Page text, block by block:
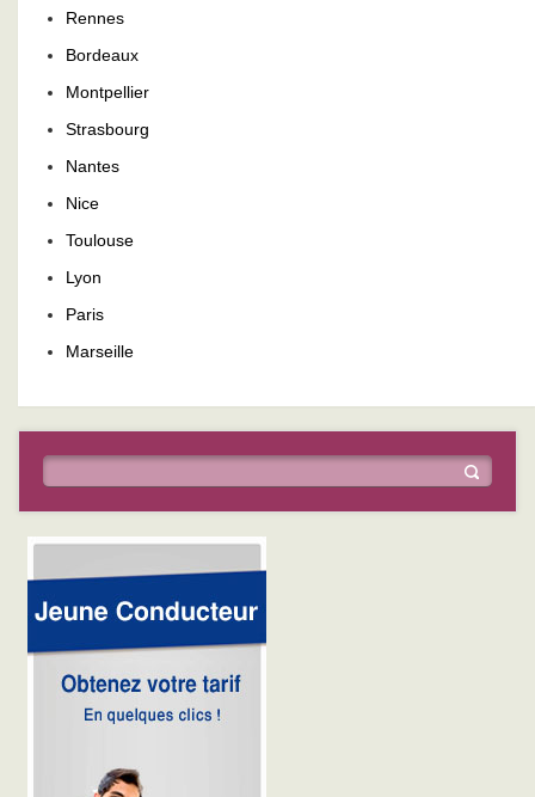
Rennes
Bordeaux
Montpellier
Strasbourg
Nantes
Nice
Toulouse
Lyon
Paris
Marseille